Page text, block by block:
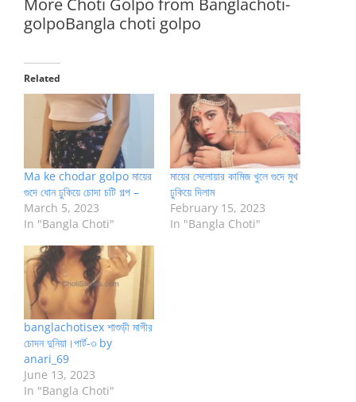
More Choti Golpo from Banglachoti-
golpoBangla choti golpo
Related
Ma ke chodar golpo মায়ের
গুদে ধোন ঢুকিয়ে চোদা চটি গল্প –
March 5, 2023
In "Bangla Choti"
মায়ের সেলোয়ার কামিজ খুলে গুদে মুখ
ঢুকিয়ে দিলাম
February 15, 2023
In "Bangla Choti"
banglachotisex শাশুড়ী মাগীর
চোদন দুনিয়া।পার্ট-৩ by
anari_69
June 13, 2023
In "Bangla Choti"